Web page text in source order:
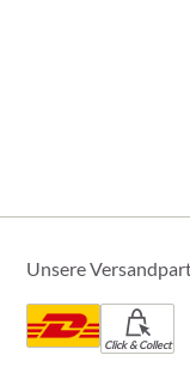
Unsere
Click & Collect